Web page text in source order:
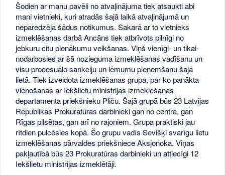
Šodien ar manu pavēli no atvaļinājuma tiek atsaukti abi
mani vietnieki, kuri atradās šajā laikā atvaļinājumā un
neparedzēja šādus notikumus. Sakarā ar to vietnieks
izmeklēšanas darbā Ancāns tiek atbrīvots pilnīgi no
jebkuru citu pienākumu veikšanas. Viņš vienīgi- un tikai-
nodarbosies ar šā nozieguma izmeklēšanas vadīšanu un
visu procesuālo sankciju un lēmumu pieņemšanu šajā
lietā. Tiek izveidota izmeklēšanas grupa, par ko panākta
vienošanās ar Iekšlietu ministrijas izmeklēšanas
departamenta priekšnieku Pliču. Šajā grupā būs 23 Latvijas
Republikas Prokuratūras darbinieki gan no centra, gan
Rīgas pilsētas, gan arī no rajoniem. Grupa praktiski jau
rītdien pulcēsies kopā. Šo grupu vadīs Sevišķi svarīgu lietu
izmeklēšanas pārvaldes priekšniece Aksjonoka. Viņas
pakļautībā būs 23 Prokuratūras darbinieki un attiecīgi 12
Iekšlietu ministrijas izmeklētāji.